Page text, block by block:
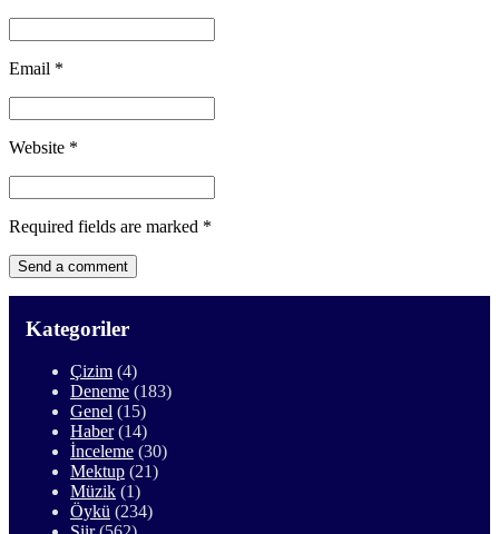
Email *
Website *
Required fields are marked *
Kategoriler
Çizim (4)
Deneme (183)
Genel (15)
Haber(14)
İnceleme (30)
Mektup (21)
Müzik (1)
Öykü (234)